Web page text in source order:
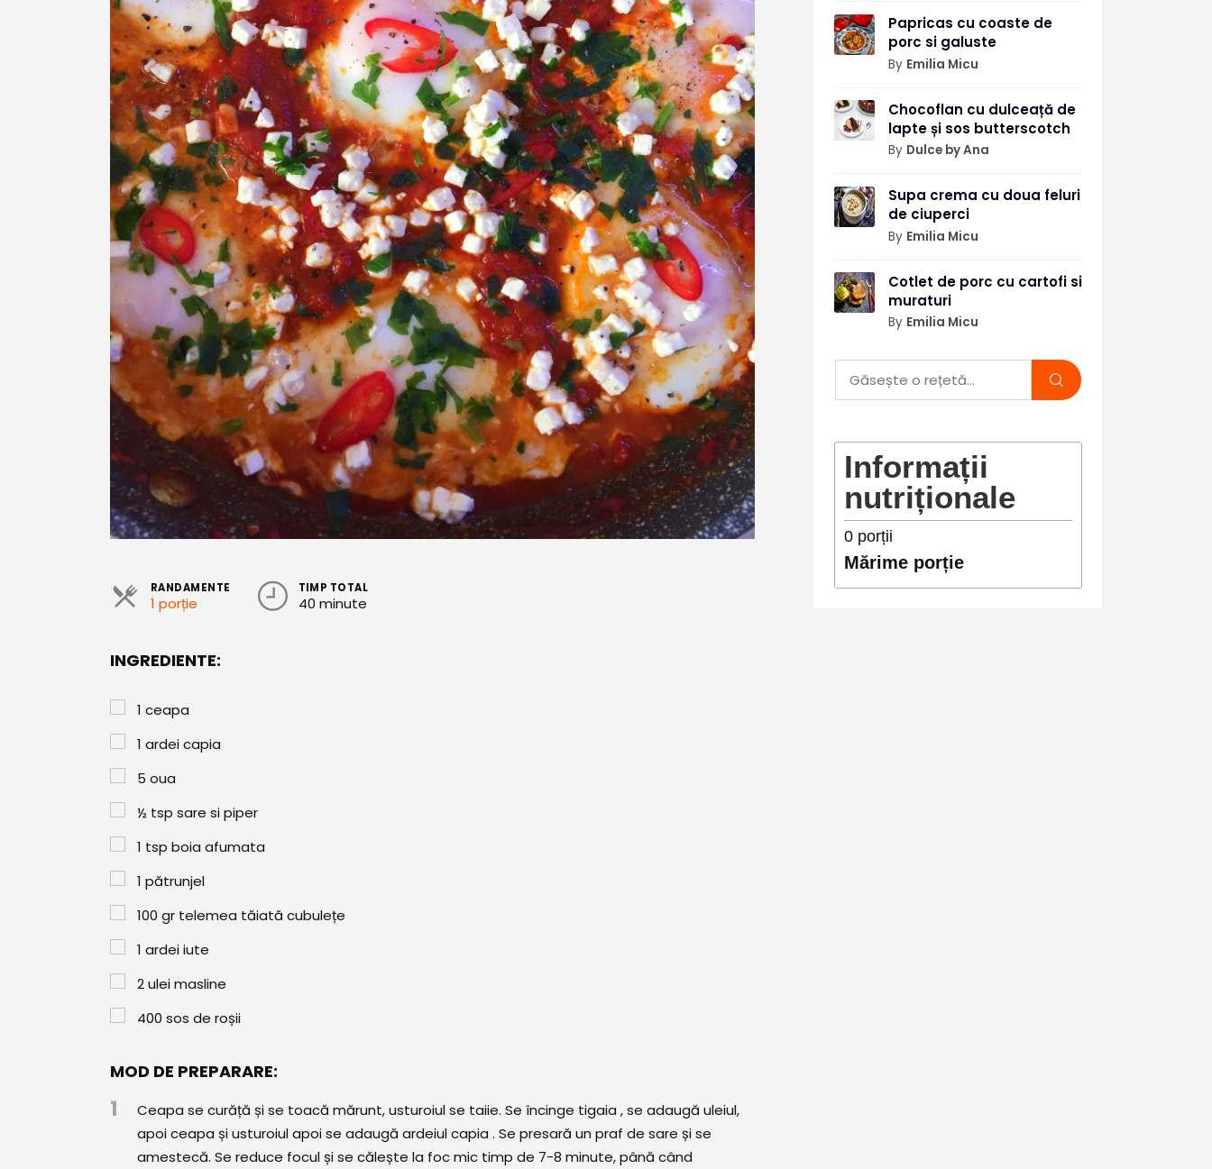
RANDAMENTE
1 porție
TIMP TOTAL
40 minute
INGREDIENTE:
1 ceapa
1 ardei capia
5 oua
½ tsp sare si piper
1 tsp boia afumata
1 pătrunjel
100 gr telemea tăiată cubulețe
1 ardei iute
2ulei masline
400 sos de roșii
MOD DE PREPARARE:
1
Ceapa se curăță și se toacă mărunt, usturoiul se taiie. Se încinge tigaia , se adaugă uleiul,
apoi ceapa și usturoiul apoi se adaugă ardeiul capia . Se presară un praf de sare și se
amestecă. Se reduce focul și se călește la foc mic timp de 7-8 minute, până când
Papricas cu coaste de
porc si galuste
By Emilia Micu
Chocoflan cu dulceață de
lapte și sos butterscotch
By Dulce by Ana
Supa crema cu doua feluri
de ciuperci
By Emilia Micu
Cotlet de porc cu cartofi si
muraturi
By Emilia Micu
Informații
nutriționale
0porții
Mărime porție